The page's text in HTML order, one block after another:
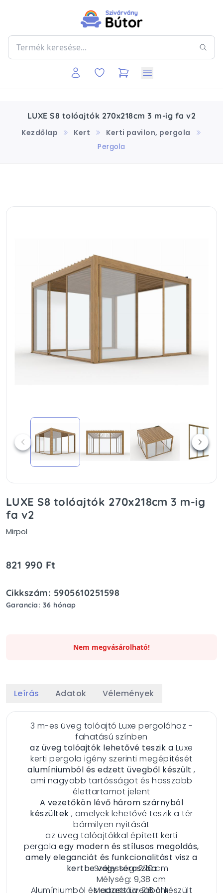
LUXE S8 tolóajtók 270x218cm 3 m-ig fa v2
Kezdőlap
Kert
Kerti pavilon, pergola
Pergola
LUXE S8 tolóajtók 270x218cm 3 m-ig
fa v2
Mirpol
821 990 Ft
Cikkszám: 5905610251598
Garancia: 36 hónap
Nem megvásárolható!
Leírás Adatok Vélemények
3 m-es üveg tolóajtó Luxe pergolához -
fahatású színben
az üveg tolóajtók lehetővé teszik a Luxe
kerti pergola igény szerinti megépítését
alumíniumból és edzett üvegből készült ,
ami nagyobb tartósságot és hosszabb
élettartamot jelent
A vezetőkön lévő három szárnyból
készültek , amelyek lehetővé teszik a tér
bármilyen nyitását
az üveg tolóajtókkal épített kerti
pergolaegy modern és stílusos megoldás,
amely eleganciát és funkcionalitást visz a
kertbe vagy teraszba
Alumíniumból és edzett üvegből készült
Szélesség: 270 cm
Mélység: 9,38 cm
Magasság: 218 cm